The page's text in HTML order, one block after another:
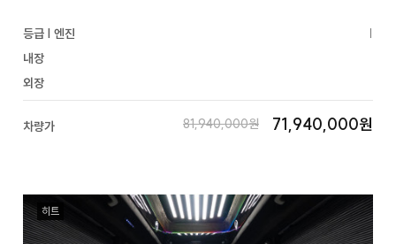
등급 | 엔진
|
내장
외장
차량가 81,940,000원 71,940,000원
히트